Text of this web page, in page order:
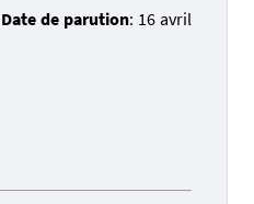
Date de parution: 16 avril